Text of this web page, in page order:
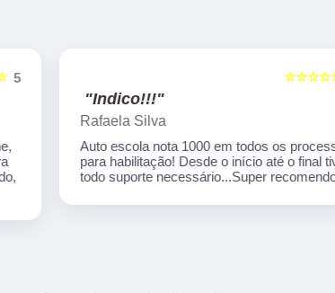
Rafaela Silva
Auto escola nota 1000 em todos os processos
para habilitação! Desde o início até o final tive
todo suporte necessário...Super recomendo!